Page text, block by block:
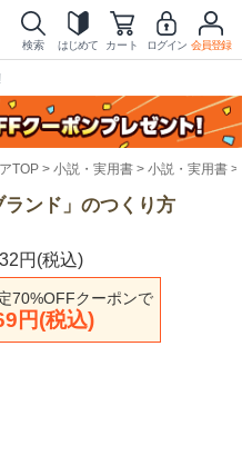
検索 はじめて カート ログイン 会員登録
TOP 小説・実用書 小説・実用書
ランド」のつくり方
円(税込)
70%OFFクーポンで
円(税込)